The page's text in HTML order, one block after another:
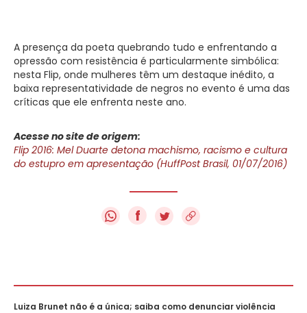
A presença da poeta quebrando tudo e enfrentando a
opressão com resistência é particularmente simbólica:
nesta Flip, onde mulheres têm um destaque inédito, a
baixa representatividade de negros no evento é uma das
críticas que ele enfrenta neste ano.
Acesse no site de origem:
Flip 2016: Mel Duarte detona machismo, racismo e cultura
do estupro em apresentação (HuffPost Brasil, 01/07/2016)
f
Luiza Brunet não é a única; saiba como denunciar violência